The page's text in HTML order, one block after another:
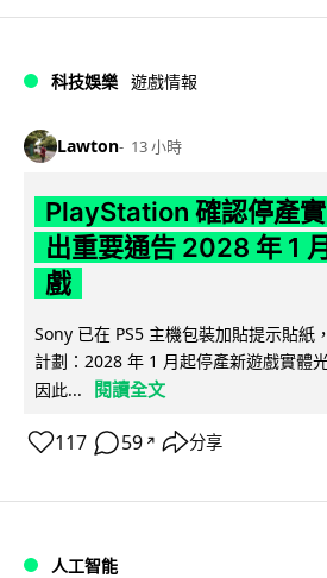
科技娛樂 遊戲情報
Lawton 13 小時
PlayStation 確認停產
出重要通告 2028 年 1
戲
Sony 已在 PS5 主機包裝加貼提示貼紙
計劃：2028 年 1 月起停產新遊戲實體
因此...
閱讀全文
117 59 ↗ 分享
人工智能